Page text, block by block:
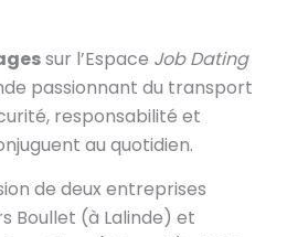
sur l’Espace Job Dating
passionnant du transport
responsabilité et
au quotidien.
de deux entreprises
Boullet (à Lalinde) et